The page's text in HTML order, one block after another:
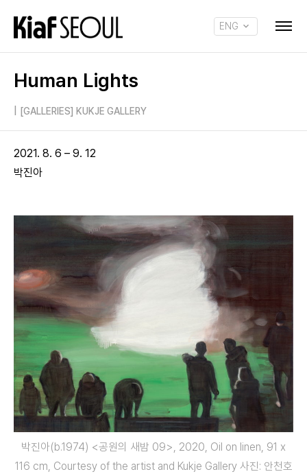
ENG
Human Lights
[GALLERIES] KUKJE GALLERY
2021. 8. 6 – 9. 12
박진아
박진아(b.1974) <공원의 새밤 09>, 2020, Oil on linen, 91 x
116 cm, Courtesy of the artist and Kukje Gallery 사진: 안천호